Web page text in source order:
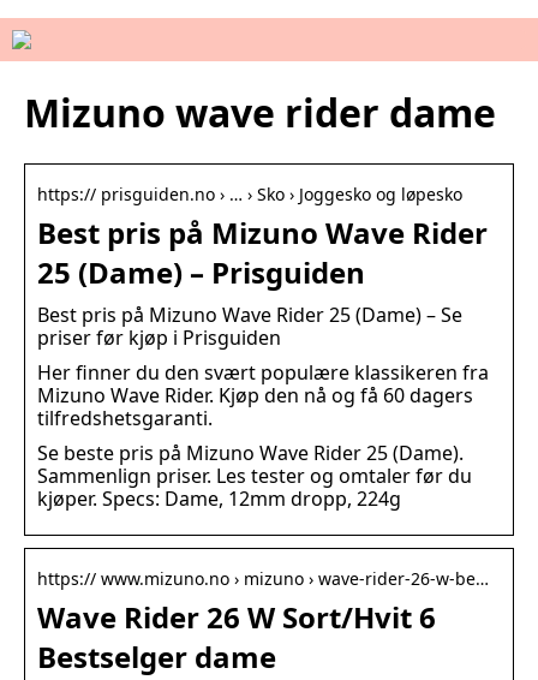
Mizuno wave rider dame
https:// prisguiden.no › … › Sko › Joggesko og løpesko
Best pris på Mizuno Wave Rider
25 (Dame) – Prisguiden
Best pris på Mizuno Wave Rider 25 (Dame) – Se
priser før kjøp i Prisguiden
Her finner du den svært populære klassikeren fra
Mizuno Wave Rider. Kjøp den nå og få 60 dagers
tilfredshetsgaranti.
Se beste pris på Mizuno Wave Rider 25 (Dame).
Sammenlign priser. Les tester og omtaler før du
kjøper. Specs: Dame, 12mm dropp, 224g
https:// www.mizuno.no › mizuno › wave-rider-26-w-be…
Wave Rider 26 W Sort/Hvit 6
Bestselger dame